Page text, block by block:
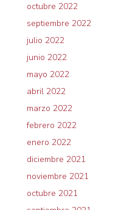
octubre 2022
septiembre 2022
julio 2022
junio 2022
mayo 2022
abril 2022
marzo 2022
febrero 2022
enero 2022
diciembre 2021
noviembre 2021
octubre 2021